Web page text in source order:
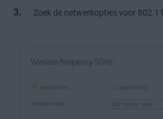
Zoek de netwerkopties voor 802.11.